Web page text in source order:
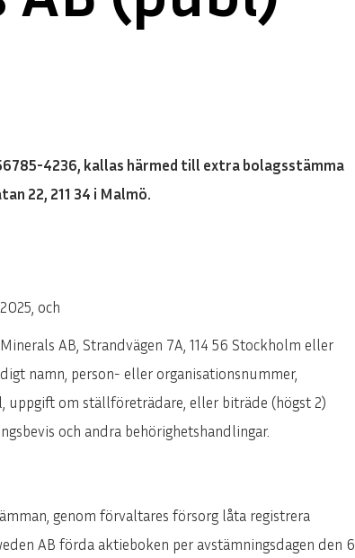
4236, kallas härmed till extra bolagsstämma
22, 211 34 i Malmö.
och
AB, Strandvägen 7A, 114 56 Stockholm eller
namn, person- eller organisationsnummer,
uppgift om ställföreträdare, eller biträde (högst 2)
och andra behörighetshandlingar.
genom förvaltares försorg låta registrera
AB förda aktieboken per avstämningsdagen den 6